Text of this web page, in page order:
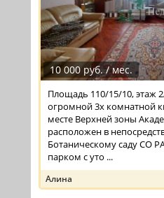
10 000 руб. / мес.
Площадь 110/15/10, этаж
огромной 3х комнатной
месте Верхней зоны
расположен в
Ботаническому саду СО
парком с уто ...
Алина